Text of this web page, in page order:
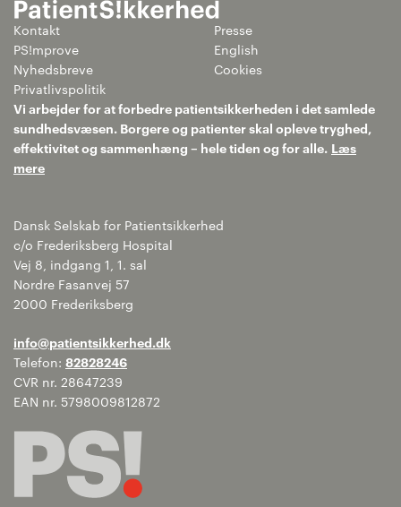
Kontakt
Presse
PS!mprove
English
Nyhedsbreve
Cookies
Privatlivspolitik
Vi arbejder for at forbedre patientsikkerheden i det samlede
sundhedsvæsen. Borgere og patienter skal opleve tryghed,
effektivitet og sammenhæng – hele tiden og for alle. Læs
mere
Dansk Selskab for Patientsikkerhed
c/o Frederiksberg Hospital
Vej 8, indgang 1, 1. sal
Nordre Fasanvej 57
2000 Frederiksberg
info@patientsikkerhed.dk
Telefon: 82828246
CVR nr. 28647239
EAN nr. 5798009812872